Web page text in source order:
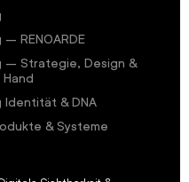
RENOARDE
– Strategie, Design &
Identität & DNA
& Systeme